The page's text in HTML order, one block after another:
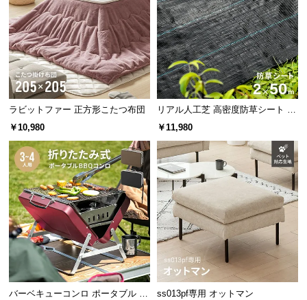
に
つ
い
て
保
証
に
つ
い
て
会
員
規
約
つ
UPFとは
「UV Protection factor（紫外線保護指数）」の略
で、A波・B波の紫外線に対して、保護の相対的な
能力をどの程度持っているかを示す数値です。 U
PF50+はその中でも最も高い値を表し、炎天下で
長時間肌をさらす場合等、強力な紫外線対策に有
効とされています。
最高水準UPF50+で紫外線対策!
ハンドル付きで開閉も楽々
パラソルの開閉はハンドルを回すだけ。女性でも簡
ラビットファー 正方形こたつ布団
￥10,980
リアル人工芝 高密度防草シート 2×
50m
￥11,980
バーベキューコンロ ポータブル 折
ss013pf専用 オットマン